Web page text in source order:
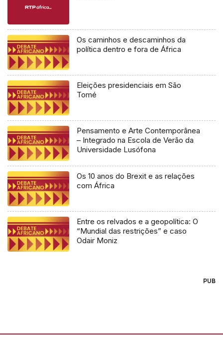
Os caminhos e descaminhos da
política dentro e fora de África
Eleições presidenciais em São
Tomé
Pensamento e Arte Contemporânea
– Integrado na Escola de Verão da
Universidade Lusófona
Os 10 anos do Brexit e as relações
com África
Entre os relvados e a geopolítica: O
“Mundial das restrições” e caso
Odair Moniz
PUB